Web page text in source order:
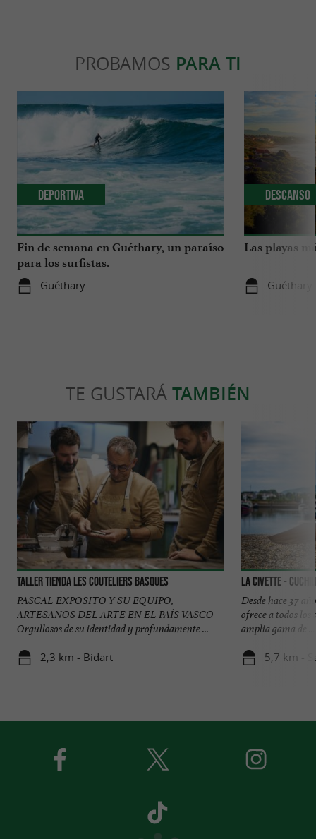
PROBAMOS PARA TI
Fin de semana en Guéthary, un paraíso
para los surfistas.
Guéthary
Deportiva
Las playas
Guéthary
Descanso
TE GUSTARÁ TAMBIÉN
Taller Tienda Les Couteliers Basques
PASCAL EXPOSITO Y SU EQUIPO,
ARTESANOS DEL ARTE EN EL PAÍS VASCO
Orgullosos de su identidad y profundamente ...
2,3 km - Bidart
LA CIVETTE -
Desde hace 37
ofrece a todos los
amplia gama de ...
5,7 km -